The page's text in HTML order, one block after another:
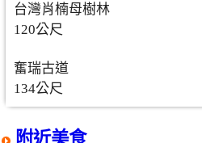
台灣肖楠母樹林
120公尺
奮瑞古道
134公尺
附近美食